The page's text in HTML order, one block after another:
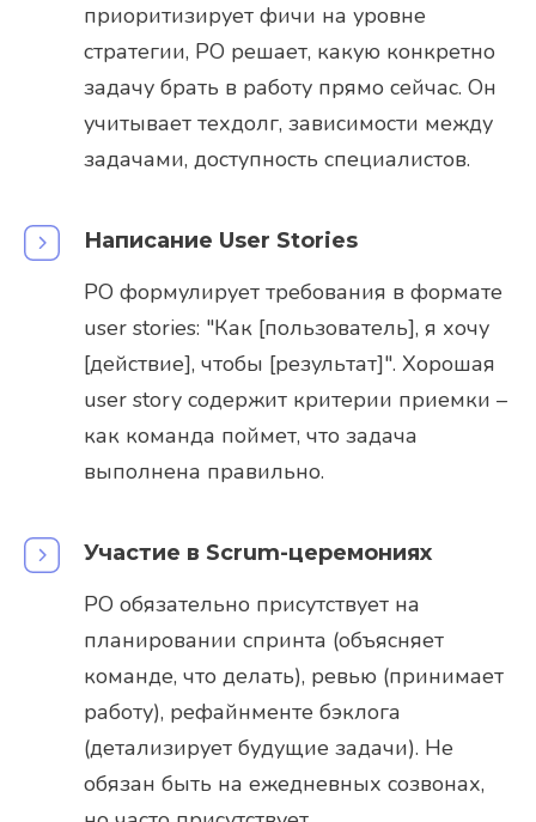
приоритизирует фичи на уровне
стратегии, PO решает, какую конкретно
задачу брать в работу прямо сейчас. Он
учитывает техдолг, зависимости между
задачами, доступность специалистов.
Написание User Stories
PO формулирует требования в формате
user stories: "Как [пользователь], я хочу
[действие], чтобы [результат]". Хорошая
user story содержит критерии приемки –
как команда поймет, что задача
выполнена правильно.
Участие в Scrum-церемониях
PO обязательно присутствует на
планировании спринта (объясняет
команде, что делать), ревью (принимает
работу), рефайнменте бэклога
(детализирует будущие задачи). Не
обязан быть на ежедневных созвонах,